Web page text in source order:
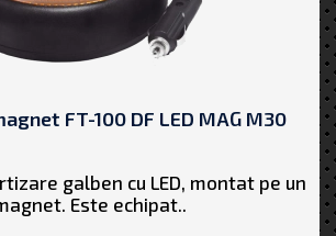
FT-100 DF LED MAG M30
galben cu LED, montat pe un
Este echipat..